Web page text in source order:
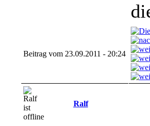
Beitrag vom 23.09.2011 - 20:24
Ralf